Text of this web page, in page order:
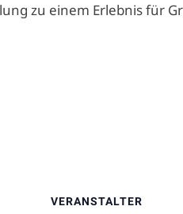
zu einem Erlebnis für
VERANSTALTER